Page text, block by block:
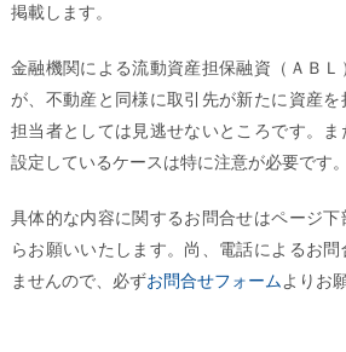
掲載します。
金融機関による流動資産担保融資（ＡＢ
が、不動産と同様に取引先が新たに資産
担当者としては見逃せないところです。
設定しているケースは特に注意が必要です。
具体的な内容に関するお問合せはページ下
らお願いいたします。尚、電話によるお
ませんので、必ずお問合せフォームよりお